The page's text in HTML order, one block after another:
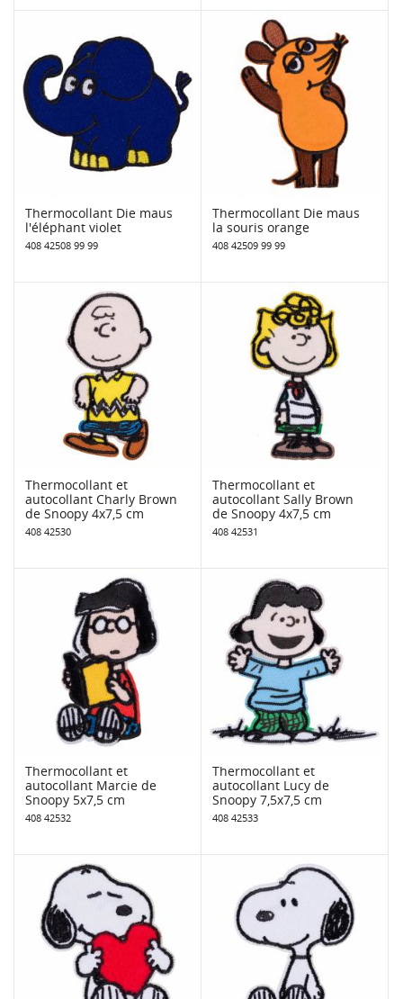
Thermocollant Die maus
l'éléphant violet
408 42508 99 99
Thermocollant Die maus
la souris orange
408 42509 99 99
Thermocollant et
autocollant Charly Brown
de Snoopy 4x7,5 cm
408 42530
Thermocollant et
autocollant Sally Brown
de Snoopy 4x7,5 cm
408 42531
Thermocollant et
autocollant Marcie de
Snoopy 5x7,5 cm
408 42532
Thermocollant et
autocollant Lucy de
Snoopy 7,5x7,5 cm
408 42533